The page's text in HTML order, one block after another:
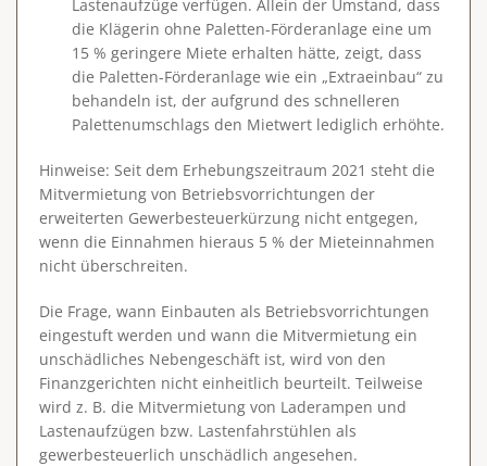
Lastenaufzüge verfügen. Allein der Umstand, dass
die Klägerin ohne Paletten-Förderanlage eine um
15 % geringere Miete erhalten hätte, zeigt, dass
die Paletten-Förderanlage wie ein „Extraeinbau“ zu
behandeln ist, der aufgrund des schnelleren
Palettenumschlags den Mietwert lediglich erhöhte.
Hinweise: Seit dem Erhebungszeitraum 2021 steht die
Mitvermietung von Betriebsvorrichtungen der
erweiterten Gewerbesteuerkürzung nicht entgegen,
wenn die Einnahmen hieraus 5 % der Mieteinnahmen
nicht überschreiten.
Die Frage, wann Einbauten als Betriebsvorrichtungen
eingestuft werden und wann die Mitvermietung ein
unschädliches Nebengeschäft ist, wird von den
Finanzgerichten nicht einheitlich beurteilt. Teilweise
wird z. B. die Mitvermietung von Laderampen und
Lastenaufzügen bzw. Lastenfahrstühlen als
gewerbesteuerlich unschädlich angesehen.